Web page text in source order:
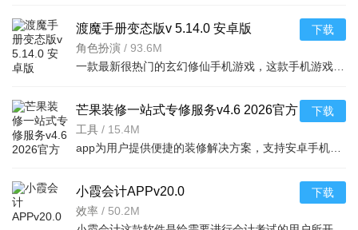
渡魔手册变态版v 5.14.0 安卓版
角色扮演 / 93.6M
下载
芒果装修一站式专修服务v4.6 2026官方
中文版
工具 / 15.4M
下载
小霞会计APPv20.0
效率 / 50.2M
下载